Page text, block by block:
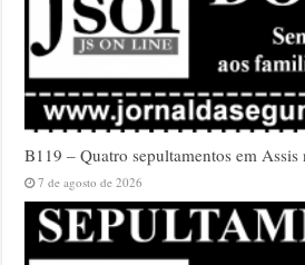
B119 – Quatro sepultamentos em Assis
7 de agosto de 2026